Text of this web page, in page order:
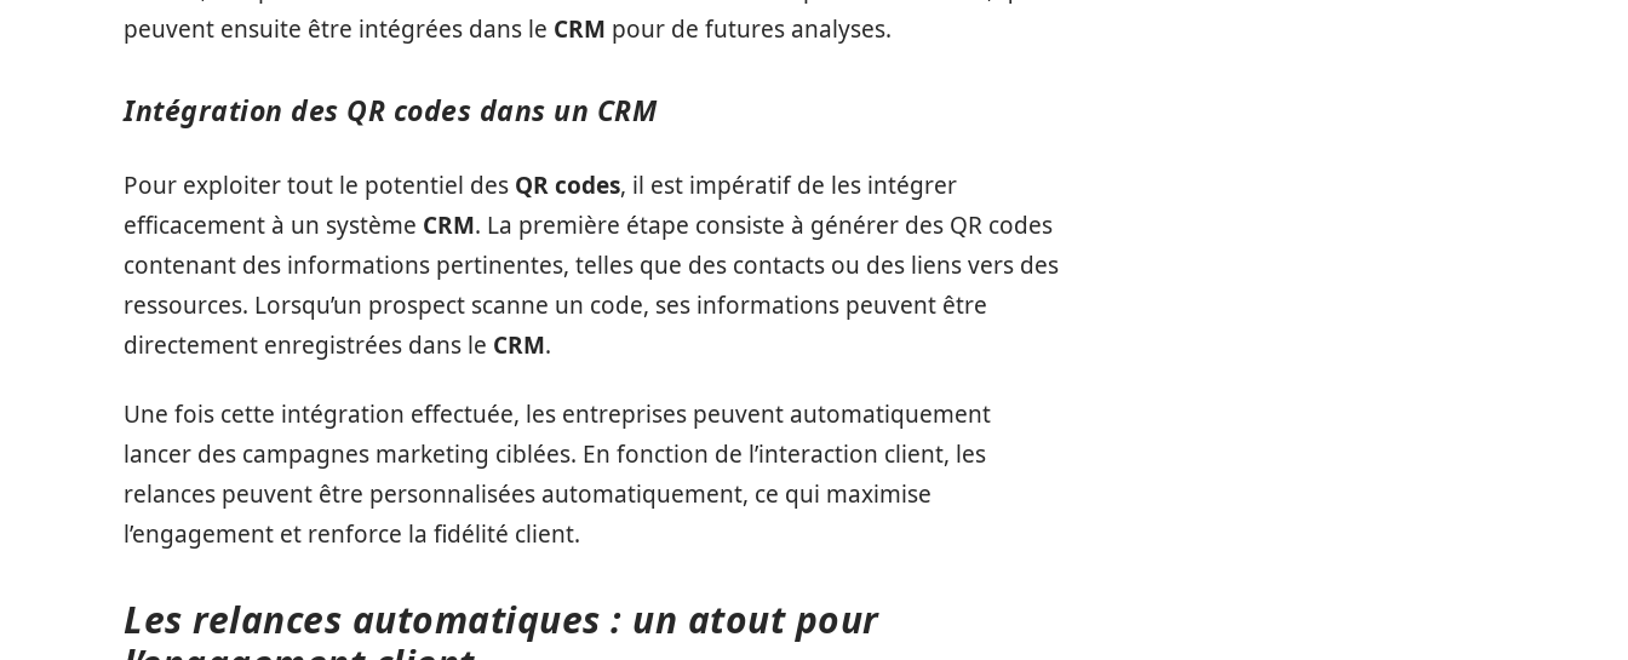
peuvent ensuite être intégrées dans le CRM pour de futures analyses.
Intégration des QR codes dans un CRM
Pour exploiter tout le potentiel des QR codes, il est impératif de les intégrer
efficacement à un système CRM. La première étape consiste à générer des QR codes
contenant des informations pertinentes, telles que des contacts ou des liens vers des
ressources. Lorsqu’un prospect scanne un code, ses informations peuvent être
directement enregistrées dans le CRM.
Une fois cette intégration effectuée, les entreprises peuvent automatiquement
lancer des campagnes marketing ciblées. En fonction de l’interaction client, les
relances peuvent être personnalisées automatiquement, ce qui maximise
l’engagement et renforce la fidélité client.
Les relances automatiques : un atout pour